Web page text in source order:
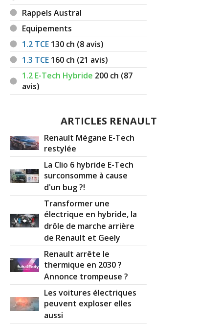
Rappels Austral
Equipements
1.2 TCE 130 ch (8 avis)
1.3 TCE 160 ch (21 avis)
1.2 E-Tech Hybride 200 ch (87
avis)
ARTICLES RENAULT
Renault Mégane E-Tech
restylée
La Clio 6 hybride E-Tech
surconsomme à cause
d'un bug ?!
Transformer une
électrique en hybride, la
drôle de marche arrière
de Renault et Geely
Renault arrête le
thermique en 2030 ?
Annonce trompeuse ?
Les voitures électriques
peuvent exploser elles
aussi